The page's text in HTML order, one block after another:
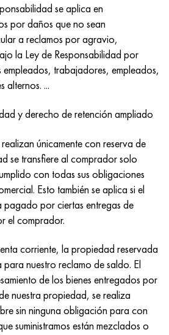
se aplica en
por daños que no sean
a reclamos por agravio,
la Ley de Responsabilidad por
trabajadores, empleados,
alternos. ...
y derecho de retención ampliado
únicamente con reserva de
se transfiere al comprador solo
con todas sus obligaciones
Esto también se aplica si el
pagado por ciertas entregas de
el comprador.
corriente, la propiedad reservada
nuestro reclamo de saldo. El
de los bienes entregados por
nuestra propiedad, se realiza
sin ninguna obligación para con
suministramos están mezclados o